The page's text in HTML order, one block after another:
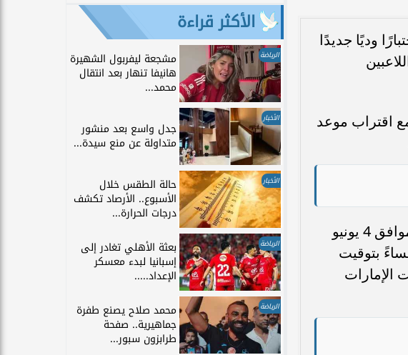
منتخب إيران اختبارًا وديًا جديدًا
اقتراب موعد
يستضيف المعسكر المقام في تركيا المباراة الودية بين المنتخبين يوم الخميس الموافق 4 يونيو
بتوقيت
الإمارات
الأكثر قراءة
الرياضة مشجعة ليفربول الشهيرة
هانيفا تنهار بعد انتقال
محمد...
الأخبار
جدل واسع بعد منشور
متداولة عن منع سيدة...
الأخبار حالة الطقس خلال
الأسبوع.. الأرصاد تكشف
درجات الحرارة...
الرياضة بعثة الأهلي تغادر إلى
إسبانيا لبدء معسكر
الإعداد.....
الرياضة محمد صلاح يصنع طفرة
جماهيرية.. صفحة
طرابزون سبور...